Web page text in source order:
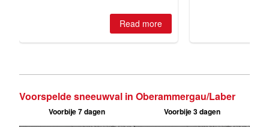
Voorspelde sneeuwval in Oberammergau/Laber
Voorbije 7 dagen Voorbije 3 dagen